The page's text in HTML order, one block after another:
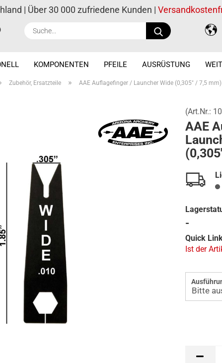
Suche...
| Über 30 000 zufriedene Kunden |
KOMPONENTEN PFEILE AUSRÜSTUNG
Zubehör, Ersatzteile » AAE Auflagefinger / Launcher Wide (0,305" / 7,5 mm)
(Art.Nr.:
AAE
-
Quick
Ist der